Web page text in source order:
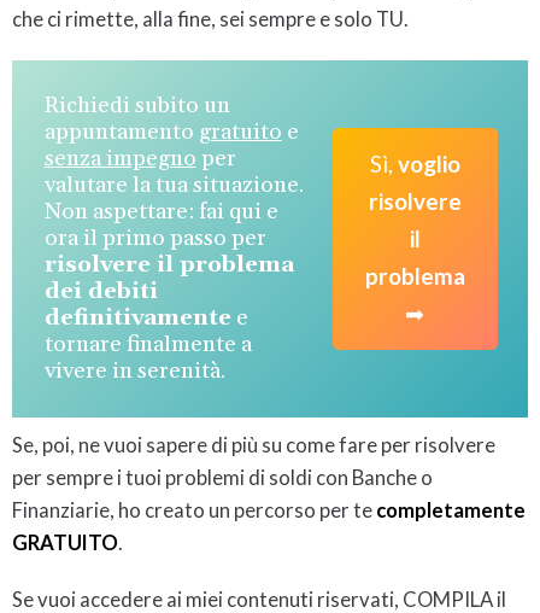
che ci rimette, alla fine, sei sempre e solo TU.
Richiedi subito un
appuntamento gratuito e
senza impegno per
valutare la tua situazione.
Non aspettare: fai qui e
ora il primo passo per
risolvere il problema
dei debiti
definitivamente e
tornare finalmente a
vivere in serenità.
Sì, voglio
risolvere
il
problema
➡
Se, poi, ne vuoi sapere di più su come fare per risolvere
per sempre i tuoi problemi di soldi con Banche o
Finanziarie, ho creato un percorso per te completamente
GRATUITO.
Se vuoi accedere ai miei contenuti riservati, COMPILA il